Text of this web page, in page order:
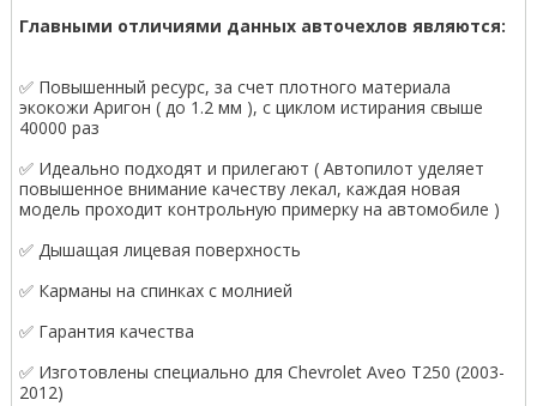
Главными отличиями данных авточехлов являются:
✅ Повышенный ресурс, за счет плотного материала
экокожи Аригон ( до 1.2 мм ), с циклом истирания свыше
40000 раз
✅ Идеально подходят и прилегают ( Автопилот уделяет
повышенное внимание качеству лекал, каждая новая
модель проходит контрольную примерку на автомобиле )
✅ Дышащая лицевая поверхность
✅ Карманы на спинках с молнией
✅ Гарантия качества
✅ Изготовлены специально для Chevrolet Aveo T250 (2003-
2012)